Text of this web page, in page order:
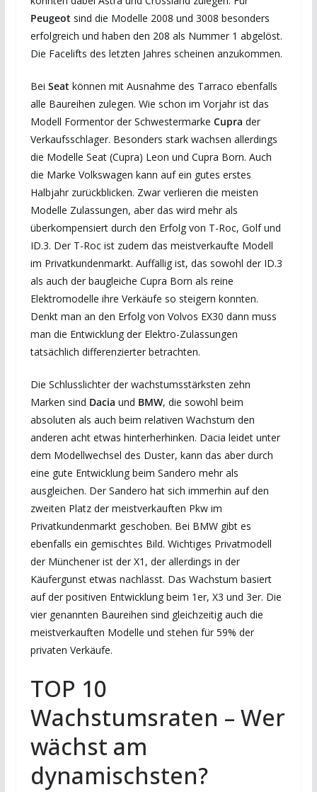
Peugeotsind die Modelle 2008 und 3008 besonders
erfolgreich und haben den 208 als Nummer 1 abgelöst.
Die Facelifts des letzten Jahres scheinen anzukommen.
Bei Seatkönnen mit Ausnahme des Tarraco ebenfalls
alle Baureihen zulegen. Wie schon im Vorjahr ist das
Modell Formentor der Schwestermarke Cupra der
Verkaufsschlager. Besonders stark wachsen allerdings
die Modelle Seat (Cupra) Leon und Cupra Born. Auch
die Marke Volkswagen kann auf ein gutes erstes
Halbjahr zurückblicken. Zwar verlieren die meisten
Modelle Zulassungen, aber das wird mehr als
überkompensiert durch den Erfolg von T-Roc, Golf und
ID.3. Der T-Roc ist zudem das meistverkaufte Modell
im Privatkundenmarkt. Auffällig ist, das sowohl der ID.3
als auch der baugleiche Cupra Born als reine
Elektromodelle ihre Verkäufe so steigern konnten.
Denkt man an den Erfolg von Volvos EX30 dann muss
man die Entwicklung der Elektro-Zulassungen
tatsächlich differenzierter betrachten.
Die Schlusslichter der wachstumsstärksten zehn
Marken sind Dacia und BMW, die sowohl beim
absoluten als auch beim relativen Wachstum den
anderen acht etwas hinterherhinken. Dacia leidet unter
dem Modellwechsel des Duster, kann das aber durch
eine gute Entwicklung beim Sandero mehr als
ausgleichen. Der Sandero hat sich immerhin auf den
zweiten Platz der meistverkauften Pkw im
Privatkundenmarkt geschoben. Bei BMW gibt es
ebenfalls ein gemischtes Bild. Wichtiges Privatmodell
der Münchener ist der X1, der allerdings in der
Käufergunst etwas nachlässt. Das Wachstum basiert
auf der positiven Entwicklung beim 1er, X3 und 3er. Die
vier genannten Baureihen sind gleichzeitig auch die
meistverkauften Modelle und stehen für 59% der
privaten Verkäufe.
TOP 10
Wachstumsraten – Wer
wächst am
dynamischsten?